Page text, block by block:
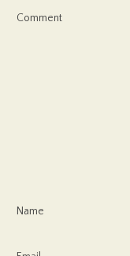
Comment
Name